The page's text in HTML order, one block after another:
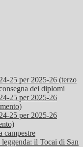
25 per 2025-26 (terzo
dei diplomi
25 per 2025-26
25 per 2025-26
campestre
il Tocai di San